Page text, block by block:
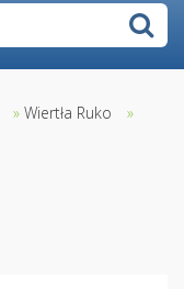
» Wiertła Ruko
»